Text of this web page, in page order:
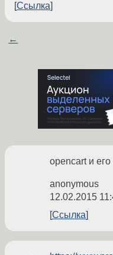
Ссылка
←
opencart и
anonymous
12.02.2015
Ссылка